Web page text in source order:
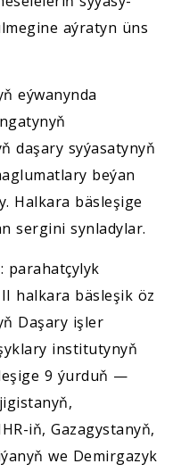
aýratyn üns
eýwanynda
daşary syýasatynyň
beýan
Halkara bäsleşige
sergini synladylar.
parahatçylyk
halkara bäsleşik öz
Daşary işler
institutynyň
9 ýurduň —
iň, Gazagystanyň,
we Demirgazyk